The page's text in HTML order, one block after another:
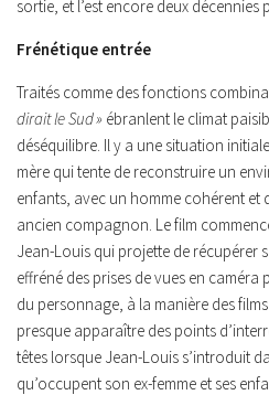
sortie, et l’est encore deux décennies
Frénétique entrée
Traités comme des fonctions
dirait le Sud » ébranlent le climat
déséquilibre. Il y a une situation
mère qui tente de reconstruire un
enfants, avec un homme cohérent et
ancien compagnon. Le film
Jean-Louis qui projette de récupérer
effréné des prises de vues en
du personnage, à la manière des
presque apparaître des points
têtes lorsque Jean-Louis s’introduit
qu’occupent son ex-femme et ses